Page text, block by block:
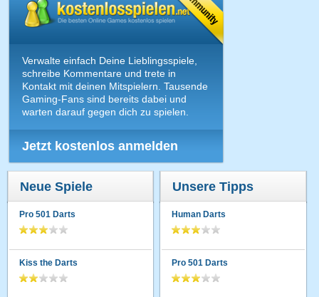
Verwalte einfach Deine Lieblingsspiele,
schreibe Kommentare und trete in
Kontakt mit deinen Mitspielern. Tausende
Gaming-Fans sind bereits dabei und
warten darauf gegen dich zu spielen.
Jetzt kostenlos anmelden
Neue Spiele
Pro 501 Darts
Kiss the Darts
Unsere Tipps
Human Darts
Pro 501 Darts